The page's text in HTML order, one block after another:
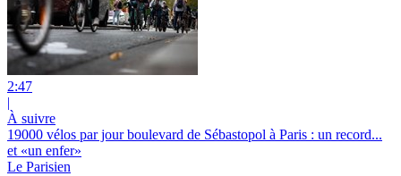
2:47
|
À suivre
19000 vélos par jour boulevard de Sébastopol à Paris : un record...
et «un enfer»
Le Parisien